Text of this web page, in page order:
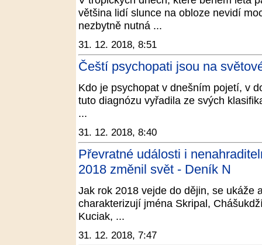
většina lidí slunce na obloze nevidí
nezbytně nutná ...
31. 12. 2018, 8:51
Čeští psychopati jsou na
Kdo je psychopat v dnešním pojetí, v
tuto diagnózu vyřadila ze svých
...
31. 12. 2018, 8:40
Převratné události i
2018 změnil svět - Deník N
Jak rok 2018 vejde do dějin, se ukáže
charakterizují jména Skripal,
Kuciak, ...
31. 12. 2018, 7:47